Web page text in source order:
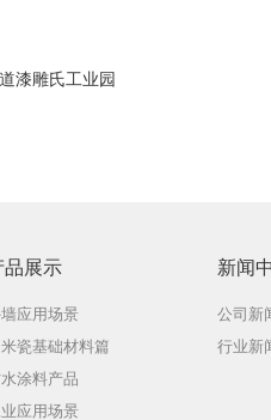
漆雕氏工业园
品展示
应用场景
瓷基础材料篇
水涂料产品
应用场景
新闻
公司新
行业新